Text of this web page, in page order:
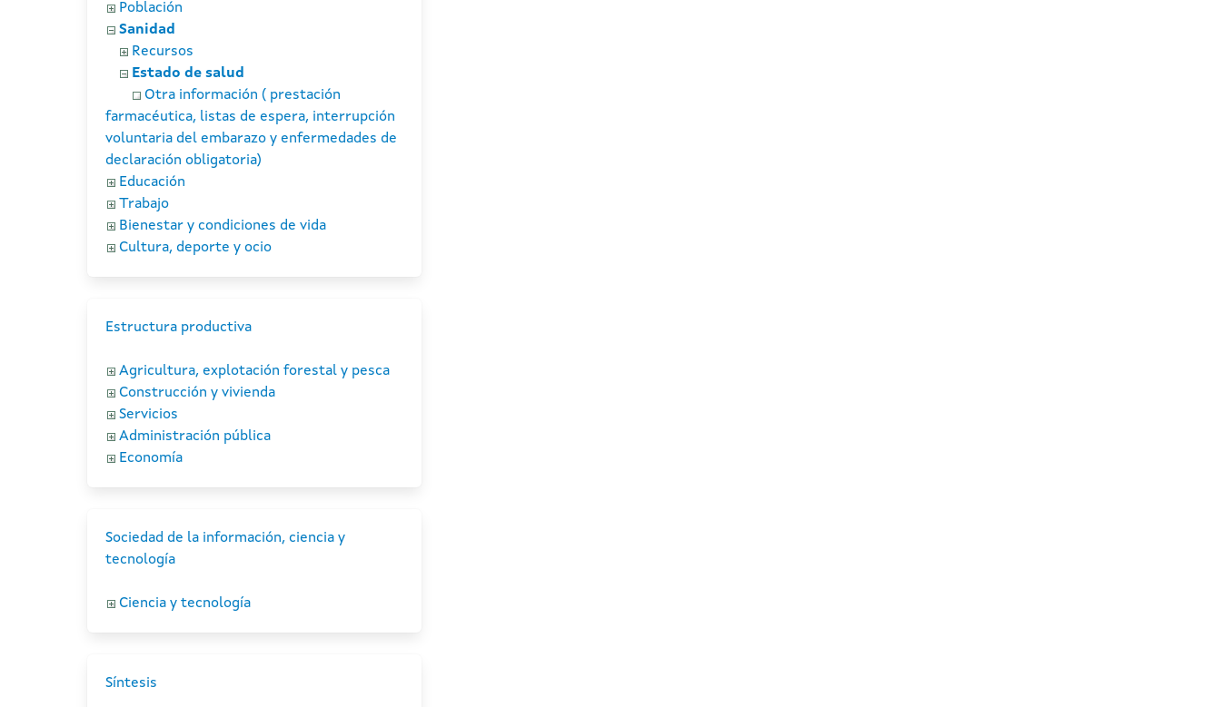
Población
Sanidad
Recursos
Estado de salud
Otra información ( prestación
farmacéutica, listas de espera, interrupción
voluntaria del embarazo y enfermedades de
declaración obligatoria)
Educación
Trabajo
Bienestar y condiciones de vida
Cultura, deporte y ocio
Estructura productiva
Agricultura, explotación forestal y pesca
Construcción y vivienda
Servicios
Administración pública
Economía
Sociedad de la información, ciencia y
tecnología
Ciencia y tecnología
Síntesis